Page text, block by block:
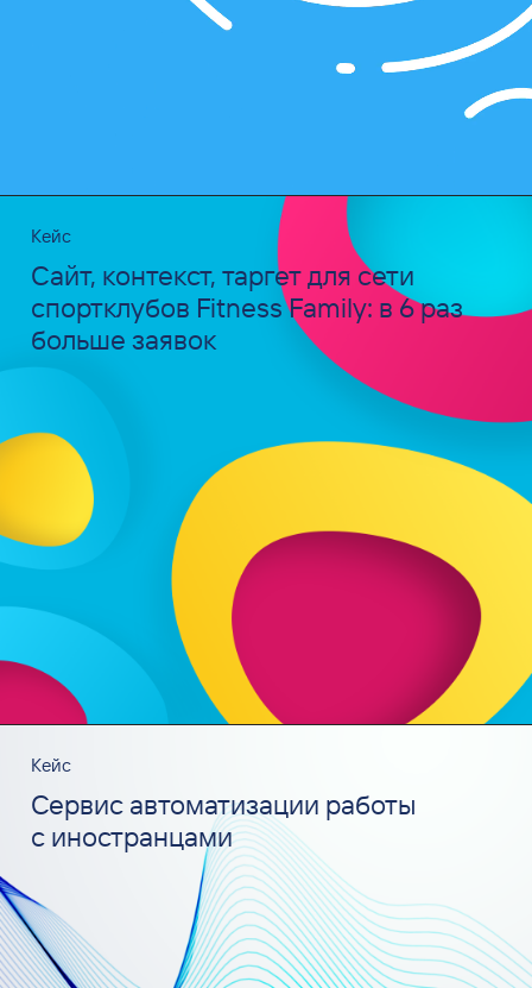
Кейс
Сайт, контекст, таргет для сети
спортклубов Fitness Family: в 6 раз
больше заявок
Кейс
Сервис автоматизации работы
с иностранцами